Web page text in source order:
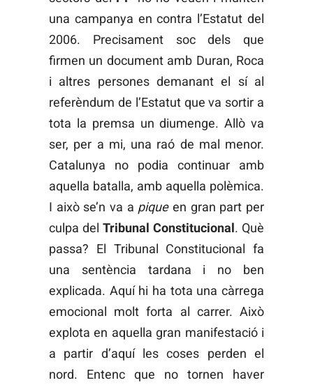
una campanya en contra l’Estatut del
2006. Precisament soc dels que
firmen un document amb Duran, Roca
i altres persones demanant el sí al
referèndum de l’Estatut que va sortir a
tota la premsa un diumenge. Allò va
ser, per a mi, una raó de mal menor.
Catalunya no podia continuar amb
aquella batalla, amb aquella polèmica.
I això se’n va a piqueen gran part per
culpa del Tribunal Constitucional. Què
passa? El Tribunal Constitucional fa
una sentència tardana i no ben
explicada. Aquí hi ha tota una càrrega
emocional molt forta al carrer. Això
explota en aquella gran manifestació i
a partir d’aquí les coses perden el
nord. Entenc que no tornen haver